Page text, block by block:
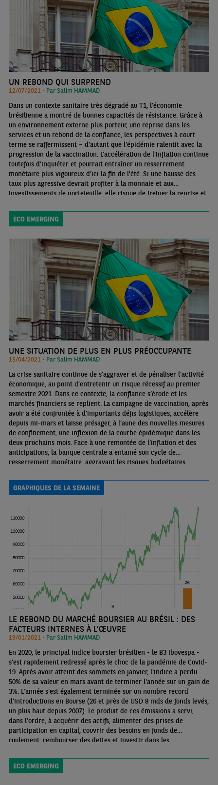
UN REBOND QUI SURPREND
12/07/2021 • Par Salim HAMMAD
Dans un contexte sanitaire très dégradé au T1, l’économie
brésilienne a montré de bonnes capacités de résistance. Grâce à
un environnement externe plus porteur, une reprise dans les
services et un rebond de la confiance, les perspectives à court
terme se raffermissent – d’autant que l’épidémie ralentit avec la
progression de la vaccination. L’accélération de l’inflation continue
toutefois d’inquiéter et pourrait entraîner un resserrement
monétaire plus vigoureux d’ici la fin de l’été. Si une hausse des
taux plus agressive devrait profiter à la monnaie et aux
investissements de portefeuille, elle risque de freiner la reprise et
ECO EMERGING
UNE SITUATION DE PLUS EN PLUS PRÉOCCUPANTE
15/04/2021 • Par Salim HAMMAD
La crise sanitaire continue de s’aggraver et de pénaliser l’activité
économique, au point d’entretenir un risque récessif au premier
semestre 2021. Dans ce contexte, la confiance s’érode et les
marchés financiers se replient. La campagne de vaccination, après
avoir a été confrontée à d’importants défis logistiques, accélère
depuis mi-mars et laisse présager, à l’aune des nouvelles mesures
de confinement, une inflexion de la courbe épidémique dans les
deux prochains mois. Face à une remontée de l’inflation et des
anticipations, la banque centrale a entamé son cycle de
resserrement monétaire, aggravant les risques budgétaires
d’intérêts qui pèse sur la dette souveraine
GRAPHIQUES DE LA SEMAINE
LE REBOND DU MARCHÉ BOURSIER AU BRÉSIL : DES
FACTEURS INTERNES À L’ŒUVRE
19/01/2021 • Par Salim HAMMAD
En 2020, le principal indice boursier brésilien - le B3 Ibovespa -
s'est rapidement redressé après le choc de la pandémie de Covid-
19. Après avoir atteint des sommets en janvier, l'indice a perdu
50% de sa valeur en mars avant de terminer l'année sur un gain de
3%. L'année s'est également terminée sur un nombre record
d’introductions en Bourse (26 et près de USD 8 mds de fonds levés,
un plus haut depuis 2007). Le produit de ces émissions a servi,
dans l’ordre, à acquérir des actifs, alimenter des prises de
participation en capital, couvrir des besoins en fonds de
roulement, rembourser des dettes et investir dans les
ECO EMERGING